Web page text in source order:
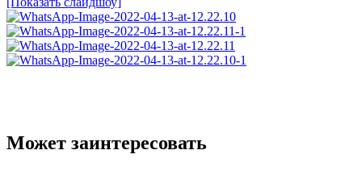
Может заинтересовать